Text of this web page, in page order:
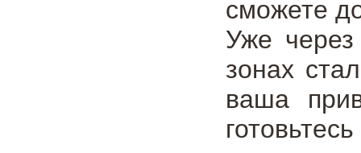
сможете
Уже
зонах
ваша